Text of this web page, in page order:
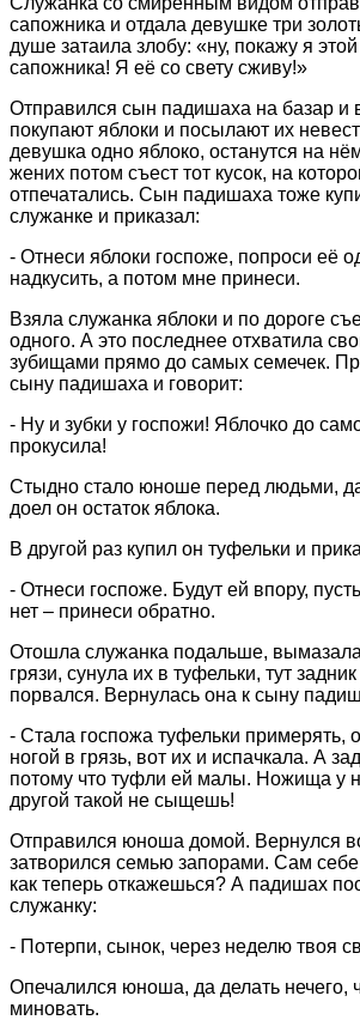
сапожника и отдала девушке три
душе затаила злобу: «ну, покажу я
сапожника! Я её со свету сживу!»
Отправился сын падишаха на базар и
покупают яблоки и посылают их
девушка одно яблоко, останутся на
жених потом съест тот кусок, на
отпечатались. Сын падишаха тоже
служанке и приказал:
- Отнеси яблоки госпоже, попроси её
надкусить, а потом мне принеси.
Взяла служанка яблоки и по дороге
одного. А это последнее отхватила
зубищами прямо до самых семечек.
сыну падишаха и говорит:
- Ну и зубки у госпожи! Яблочко до
прокусила!
Стыдно стало юноше перед людьми, да
доел он остаток яблока.
В другой раз купил он туфельки и
- Отнеси госпоже. Будут ей впору,
нет – принеси обратно.
Отошла служанка подальше,
грязи, сунула их в туфельки, тут
порвался. Вернулась она к сыну
- Стала госпожа туфельки примерять,
ногой в грязь, вот их и испачкала. А
потому что туфли ей малы. Ножища у
другой такой не сыщешь!
Отправился юноша домой. Вернулся
затворился семью запорами. Сам
как теперь откажешься? А падишах
служанку:
- Потерпи, сынок, через неделю твоя
Опечалился юноша, да делать нечего,
миновать.